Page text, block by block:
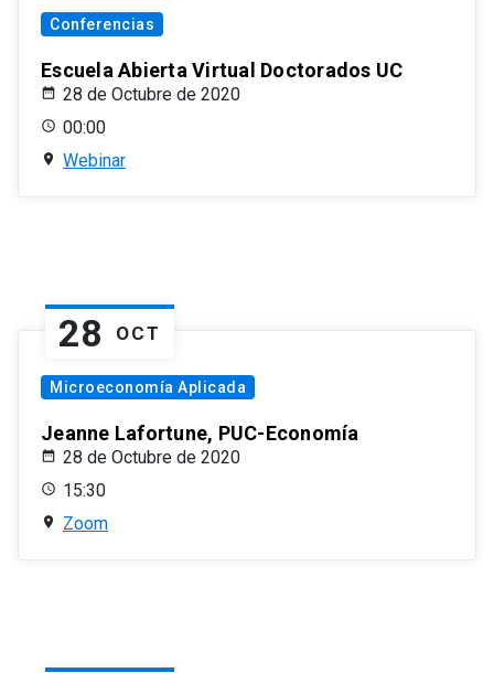
Conferencias
Escuela Abierta Virtual Doctorados UC
28 de Octubre de 2020
00:00
Webinar
28 OCT
Microeconomía Aplicada
Jeanne Lafortune, PUC-Economía
28 de Octubre de 2020
15:30
Zoom